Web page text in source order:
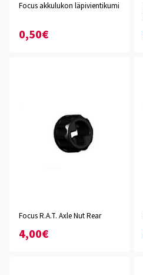
Focus akkulukon läpivientikumi
0,50€
Focus R.A.T. Axle Nut Rear
4,00€